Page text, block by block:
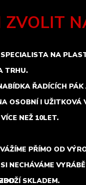
ZVOLIT
SPECIALISTA NA
TRHU.
ŘADÍCÍCH
OSOBNÍ I UŽITKOVÁ
NEŽ 10LET.
PŘÍMO OD
NECHÁVÁME
SKLADEM.